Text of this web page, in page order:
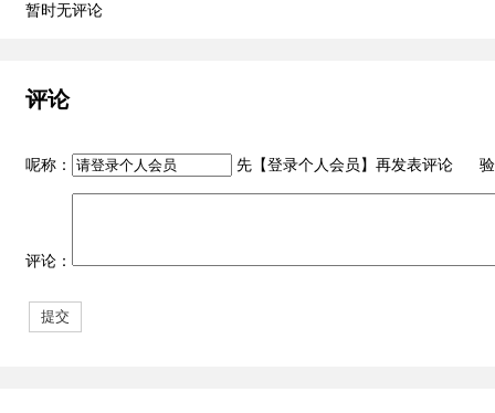
暂时无评论
评论
呢称： 先【登录个人会员 】再发表评论 验
评论：